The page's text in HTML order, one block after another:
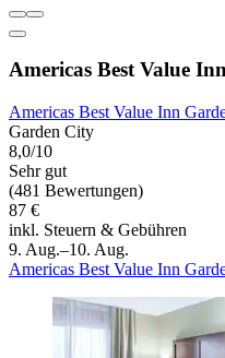
Americas Best Value
Americas Best Value Inn
Garden City
8,0/10
Sehr gut
(481 Bewertungen)
87 €
inkl. Steuern & Gebühren
9. Aug.–10. Aug.
Americas Best Value Inn